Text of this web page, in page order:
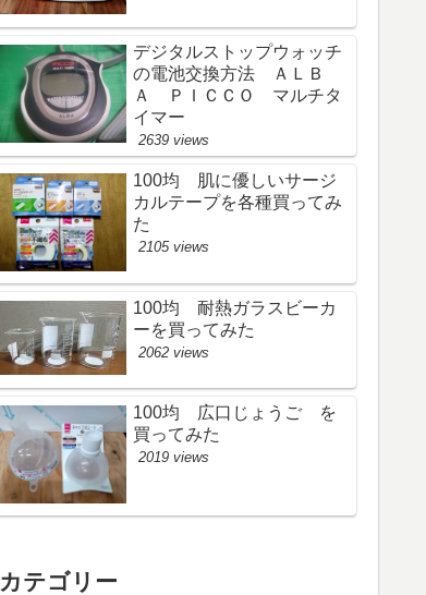
デジタルストップウォッチ
の電池交換方法 ＡＬＢ
Ａ ＰＩＣＣＯ マルチタ
イマー
2639 views
100均 肌に優しいサージ
カルテープを各種買ってみ
た
2105 views
100均 耐熱ガラスビーカ
ーを買ってみた
2062 views
100均 広口じょうご を
買ってみた
2019 views
カテゴリー